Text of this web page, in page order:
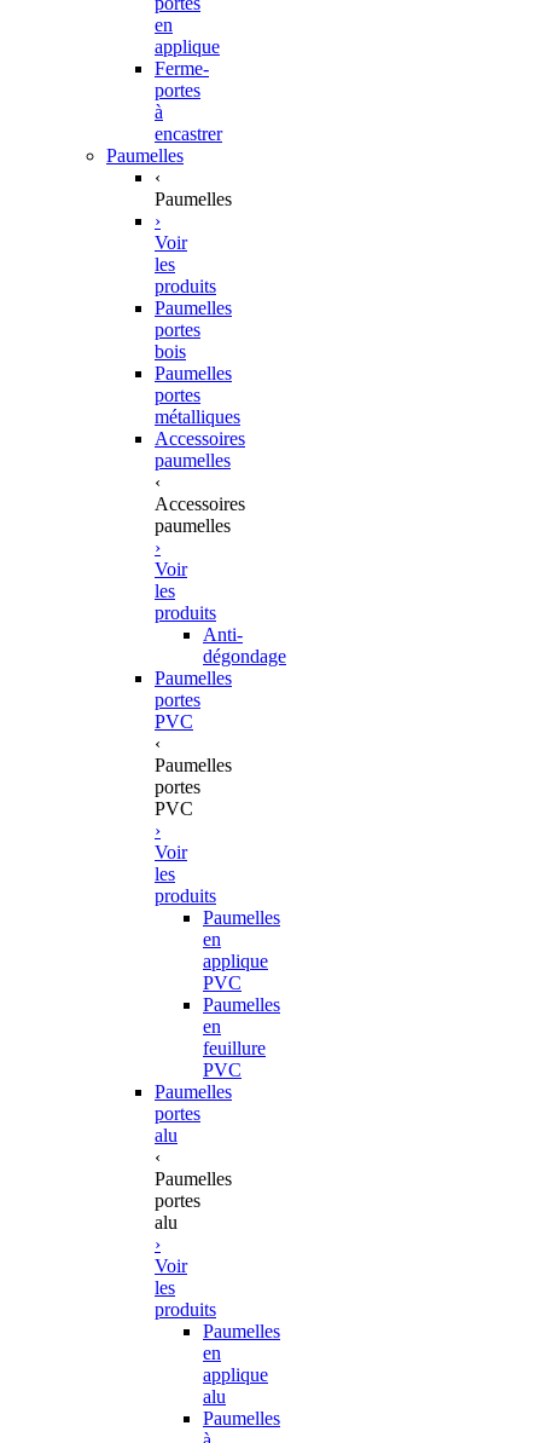
en
applique
Ferme-
portes
à
encastrer
Paumelles
‹
Paumelles
›
Voir
les
produits
Paumelles
portes
bois
Paumelles
portes
métalliques
Accessoires
paumelles
‹
Accessoires
paumelles
›
Voir
les
produits
Anti-
dégondage
Paumelles
portes
PVC
‹
Paumelles
portes
PVC
›
Voir
les
produits
Paumelles
en
applique
PVC
Paumelles
en
feuillure
PVC
Paumelles
portes
alu
‹
Paumelles
portes
alu
›
Voir
les
produits
Paumelles
en
applique
alu
Paumelles